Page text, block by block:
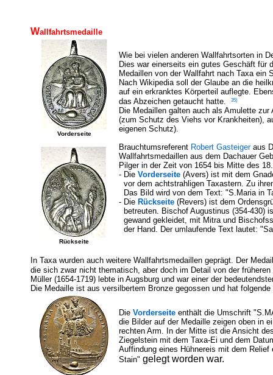
Wallfahrtsmedaille
Vorderseite
Rückseite
Wie bei vielen anderen Wallfahrtsorten in
Dies war einerseits ein gutes Geschäft für
Medaillen von der Wallfahrt nach Taxa ein
Nach Wikipedia soll der Glaube an die
auf ein erkranktes Körperteil auflegte.
das Abzeichen getaucht hatte.
35)
Die Medaillen galten auch als Amulette
(zum Schutz des Viehs vor Krankheiten),
eigenen Schutz).
Brauchtumsreferent Robert Gasteigeraus
Wallfahrtsmedaillen aus dem Dachauer
Pilger in der Zeit von 1654 bis Mitte des
- Die Vorderseite(Avers) ist mit dem
vor dem achtstrahligen Taxastern. Zu
Das Bild wird von dem Text: "S.Maria in
- Die Rückseite(Revers) ist dem
betreuten. Bischof Augustinus (354-430)
gewand gekleidet, mit Mitra und
der Hand. Der umlaufende Text lautet:
In Taxa wurden auch weitere Wallfahrtsmedaillen geprägt. Der
die sich zwar nicht thematisch, aber doch im Detail von der
Müller (1654-1719) lebte in Augsburg und war einer der
Die Medaille ist aus versilbertem Bronze gegossen und hat
Die Vorderseiteenthält die Umschrift
die Bilder auf der Medaille zeigen oben in
rechten Arm. In der Mitte ist die Ansicht
Ziegelstein mit dem Taxa-Ei und dem
Auffindung eines Hühnereis mit dem Relief
Stain" gelegt worden war.